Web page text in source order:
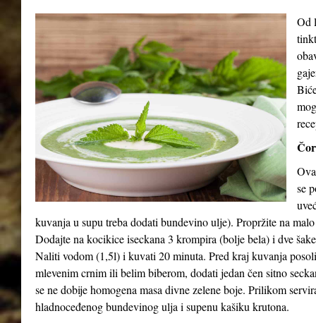
Od
se
kuvanja u supu treba dodati bundevino ulje). Propržite na
Dodajte na kocikice iseckana 3 krompira (bolje bela) i dve
Naliti vodom (1,5l) i kuvati 20 minuta. Pred kraj kuvanja
mlevenim crnim ili belim biberom, dodati jedan čen sitno
se ne dobije homogena masa divne zelene boje. Prilikom
hladnoceđenog bundevinog ulja i supenu kašiku krutona.